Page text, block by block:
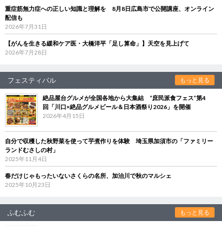
重症筋無力症への正しい知識と理解を 8月8日広島市で公開講座、オンライン
配信も
2026年7月31日
【がんを生きる緩和ケア医・大橋洋平「足し算命」】天空を見上げて
2026年7月28日
フェスティバル もっと見る
絶品屋台グルメが全国各地から大集結 “庶民派食フェス”第4
回「川口×絶品グルメビール＆日本酒祭り2026」を開催
2026年4月15日
自分で収穫した秋野菜を使って芋煮作りを体験 埼玉県加須市の「ファミリー
ランドむさしの村」
2025年11月4日
春だけじゃもったいないさくらの名所、加治川で秋のマルシェ
2025年10月23日
ふむふむ もっと見る